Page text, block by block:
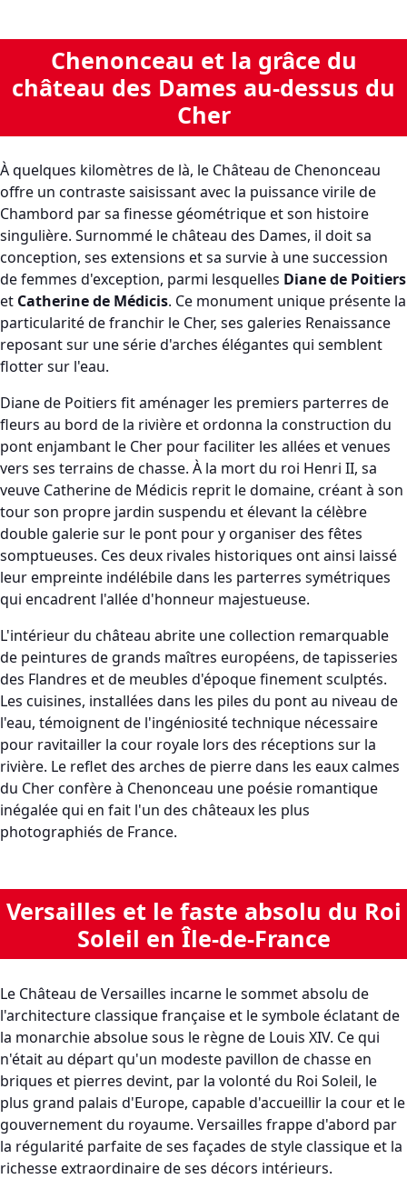
Chenonceau et la grâce du
château des Dames au-dessus du
Cher
À quelques kilomètres de là, le Château de Chenonceau
offre un contraste saisissant avec la puissance virile de
Chambord par sa finesse géométrique et son histoire
singulière. Surnommé le château des Dames, il doit sa
conception, ses extensions et sa survie à une succession
de femmes d'exception, parmi lesquelles Diane de Poitiers
et Catherine de Médicis. Ce monument unique présente la
particularité de franchir le Cher, ses galeries Renaissance
reposant sur une série d'arches élégantes qui semblent
flotter sur l'eau.
Diane de Poitiers fit aménager les premiers parterres de
fleurs au bord de la rivière et ordonna la construction du
pont enjambant le Cher pour faciliter les allées et venues
vers ses terrains de chasse. À la mort du roi Henri II, sa
veuve Catherine de Médicis reprit le domaine, créant à son
tour son propre jardin suspendu et élevant la célèbre
double galerie sur le pont pour y organiser des fêtes
somptueuses. Ces deux rivales historiques ont ainsi laissé
leur empreinte indélébile dans les parterres symétriques
qui encadrent l'allée d'honneur majestueuse.
L'intérieur du château abrite une collection remarquable
de peintures de grands maîtres européens, de tapisseries
des Flandres et de meubles d'époque finement sculptés.
Les cuisines, installées dans les piles du pont au niveau de
l'eau, témoignent de l'ingéniosité technique nécessaire
pour ravitailler la cour royale lors des réceptions sur la
rivière. Le reflet des arches de pierre dans les eaux calmes
du Cher confère à Chenonceau une poésie romantique
inégalée qui en fait l'un des châteaux les plus
photographiés de France.
Versailles et le faste absolu du Roi
Soleil en Île-de-France
Le Château de Versailles incarne le sommet absolu de
l'architecture classique française et le symbole éclatant de
la monarchie absolue sous le règne de Louis XIV. Ce qui
n'était au départ qu'un modeste pavillon de chasse en
briques et pierres devint, par la volonté du Roi Soleil, le
plus grand palais d'Europe, capable d'accueillir la cour et le
gouvernement du royaume. Versailles frappe d'abord par
la régularité parfaite de ses façades de style classique et la
richesse extraordinaire de ses décors intérieurs.